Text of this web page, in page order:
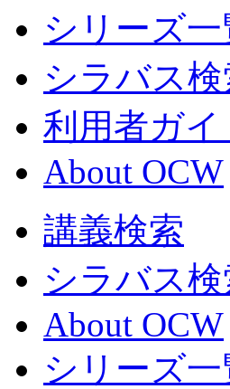
シリーズ一
シラバス検
利用者ガ
About OCW
講義検索
シラバス検
About OCW
シリーズ一